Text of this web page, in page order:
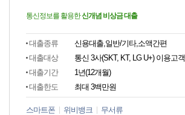
통신정보를 활용한신개념 비상금 대출
대출종류
신용대출,일반/기타,소액간편
대출대상
통신 3사(SKT, KT, LG U+) 이용고객
대출기간
1년(12개월)
대출한도
최대 3백만원
스마트폰 위비뱅크 무서류